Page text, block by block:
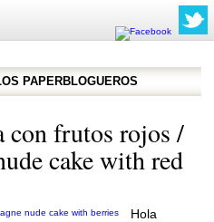
PAPERBLOGUEROS
con frutos rojos /
cake with red
Hola